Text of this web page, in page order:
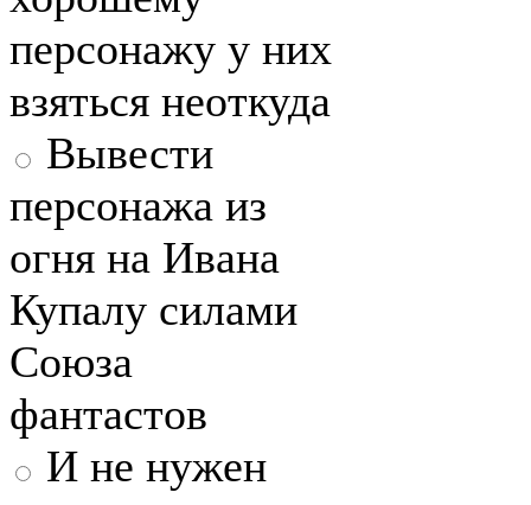
персонажу у них
взяться неоткуда
Вывести
персонажа из
огня на Ивана
Купалу силами
Союза
фантастов
И не нужен